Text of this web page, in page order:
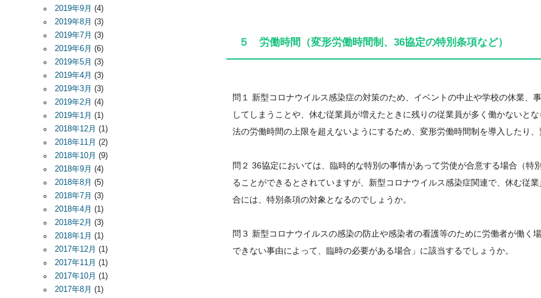
５ 労働時間（変形労働時間制、36協定の特別条項など）
問１ 新型コロナウイルス感染症の対策のため、イベントの中止や学校の休業、
してしまうことや、休む従業員が増えたときに残りの従業員が多く働かないと
法の労働時間の上限を超えないようにするため、変形労働時間制を導入したり
問２ 36協定においては、臨時的な特別の事情があって労使が合意する場合（特
ることができるとされていますが、新型コロナウイルス感染症関連で、休む従
合には、特別条項の対象となるのでしょうか。
問３ 新型コロナウイルスの感染の防止や感染者の看護等のために労働者が働く
できない事由によって、臨時の必要がある場合」に該当するでしょうか。
2019年9月 (4)
2019年8月 (3)
2019年7月 (3)
2019年6月 (6)
2019年5月 (3)
2019年4月 (3)
2019年3月 (3)
2019年2月 (4)
2019年1月 (1)
2018年12月 (1)
2018年11月 (2)
2018年10月 (9)
2018年9月 (4)
2018年8月 (5)
2018年7月 (3)
2018年4月 (1)
2018年2月 (3)
2018年1月 (1)
2017年12月 (1)
2017年11月 (1)
2017年10月 (1)
2017年8月 (1)